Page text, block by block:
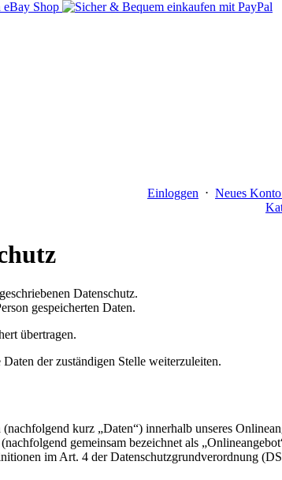
Einloggen ⋅ Neues
Datenschutz.
gespeicherten Daten.
übertragen.
der zuständigen Stelle weiterzuleiten.
kurz „Daten“) innerhalb unseres
gemeinsam bezeichnet als
im Art. 4 der Datenschutzgrundverordnung